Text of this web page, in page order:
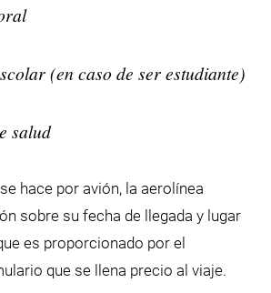
(en caso de ser estudiante)
salud
hace por avión, la aerolínea
sobre su fecha de llegada y lugar
es proporcionado por el
que se llena precio al viaje.